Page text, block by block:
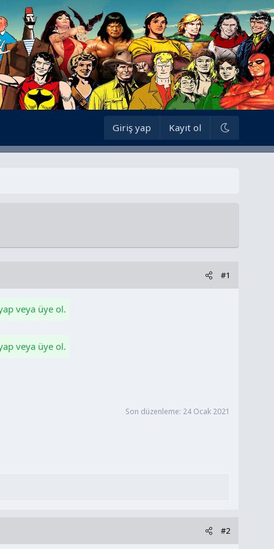
Giriş yap Kayıt ol
#1
veya üye ol.
veya üye ol.
Son düzenleme: 24 Ocak 2021
#2